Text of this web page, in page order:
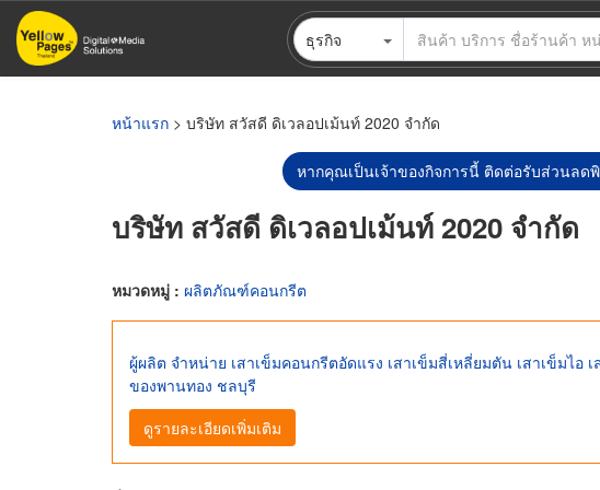
ข้าม
ไป
ธุรกิจ
หน้าแรก > บริษัท สวัสดี ดิเวลอปเม้นท์ 2020 จำกัด
หากคุณเป็นเจ้าของกิจการนี้ ติดต่อรับส่วนลดพิ
บริษัท สวัสดี ดิเวลอปเม้นท์ 2020 จำกัด
หมวดหมู่ : ผลิตภัณฑ์คอนกรีต
ผู้ผลิต จำหน่าย เสาเข็มคอนกรีตอัดแรง เสาเข็มสี่เหลี่ยมตัน เสาเข็มไอ
ของพานทอง ชลบุรี
ดูรายละเอียดเพิ่มเติม